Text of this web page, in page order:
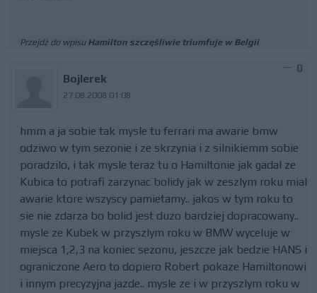
Przejdź do wpisu Hamilton szczęśliwie triumfuje w Belgii
Bojlerek
27.08.2008 01:08
0
hmm a ja sobie tak mysle tu ferrari ma awarie bmw
odziwo w tym sezonie i ze skrzynia i z silnikiemm sobie
poradzilo, i tak mysle teraz tu o Hamiltonie jak gadal ze
Kubica to potrafi zarzynac bolidy jak w zeszlym roku mial
awarie ktore wszyscy pamietamy.. jakos w tym roku to
sie nie zdarza bo bolid jest duzo bardziej dopracowany..
mysle ze Kubek w przyszlym roku w BMW wyceluje w
miejsca 1,2,3 na koniec sezonu, jeszcze jak bedzie HANS i
ograniczone Aero to dopiero Robert pokaze Hamiltonowi
i innym precyzyjna jazde.. mysle ze i w przyszlym roku w